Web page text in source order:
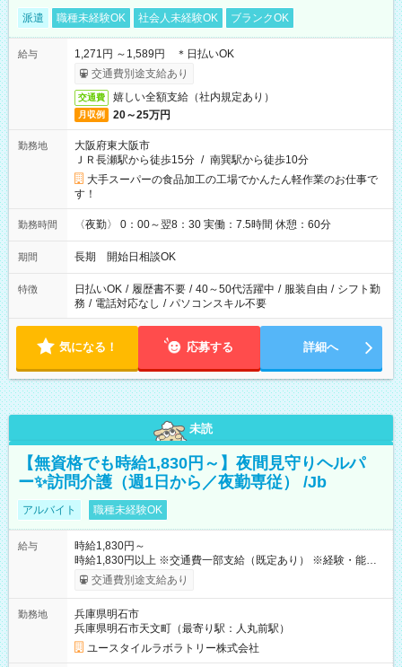
派遣 職種未経験OK 社会人未経験OK ブランクOK
給与
1,271円 ～1,589円 ＊日払いOK
交通費別途支給あり
交通費 嬉しい全額支給（社内規定あり）
月収例 20～25万円
勤務地
大阪府東大阪市
ＪＲ長瀬駅から徒歩15分 / 南巽駅から徒歩10分
大手スーパーの食品加工の工場でかんたん軽作業のお仕事で
す！
勤務時間 〈夜勤〉 0：00～翌8：30 実働：7.5時間 休憩：60分
期間 長期 開始日相談OK
特徴 日払いOK / 履歴書不要 / 40～50代活躍中 / 服装自由 / シフト勤
務 / 電話対応なし / パソコンスキル不要
気になる！ 応募する 詳細へ
未読
【無資格でも時給1,830円～】夜間見守りヘルパ
ー✨訪問介護（週1日から／夜勤専従） /Jb
アルバイト 職種未経験OK
給与
時給1,830円～
時給1,830円以上 ※交通費一部支給（既定あり） ※経験・能力を
考慮して決定します 【収入例】 週1回勤務の場合：1,830円×8時
間×4回=5万8,560円 週3回勤務の場合：1,830円×8時間×12回
月 ※ 雇用形態と給与に、本採用時と異なる部分があります。 雇
用形態：本採用時と同じです。 給与：時給 1,550円以上
交通費別途支給あり
勤務地
兵庫県明石市
兵庫県明石市天文町（最寄り駅：人丸前駅）
ユースタイルラボラトリー株式会社